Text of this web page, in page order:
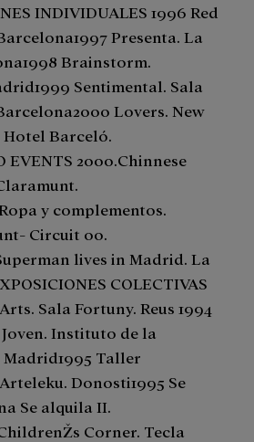
INDIVIDUALES 1996 Red
Presenta. La
Brainstorm.
Sentimental. Sala
Lovers. New
Hotel Barceló.
EVENTS 2000.Chinnese
y complementos.
Circuit 00.
lives in Madrid. La
COLECTIVAS
Sala Fortuny. Reus 1994
Instituto de la
Madrid1995 Taller
Donosti1995 Se
Se alquila II.
Corner. Tecla